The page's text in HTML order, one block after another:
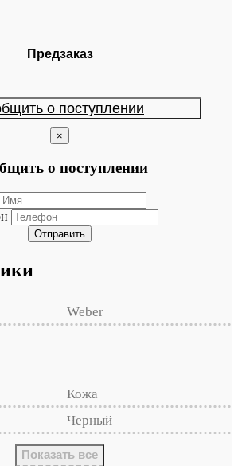
Предзаказ
о поступлении
×
о поступлении
Отправить
Weber
Кожа
Черный
Показать все